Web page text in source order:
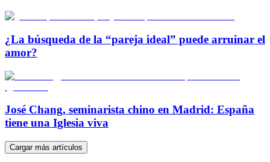
¿La búsqueda de la “pareja ideal” puede arruinar el
amor?
José Chang, seminarista chino en Madrid: España
tiene una Iglesia viva
Cargar más artículos